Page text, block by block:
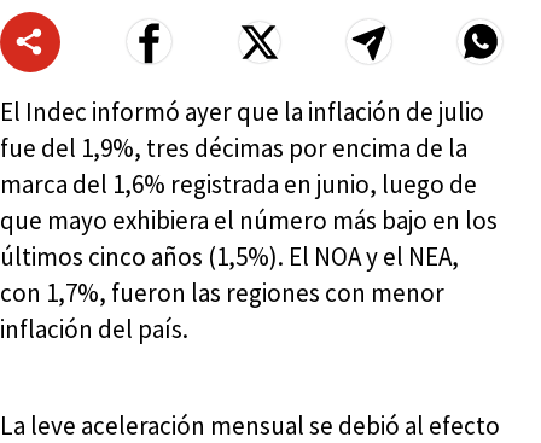
El Indec informó ayer que la inflación de julio
fue del 1,9%, tres décimas por encima de la
marca del 1,6% registrada en junio, luego de
que mayo exhibiera el número más bajo en los
últimos cinco años (1,5%). El NOA y el NEA,
con 1,7%, fueron las regiones con menor
inflación del país.
La leve aceleración mensual se debió al efecto